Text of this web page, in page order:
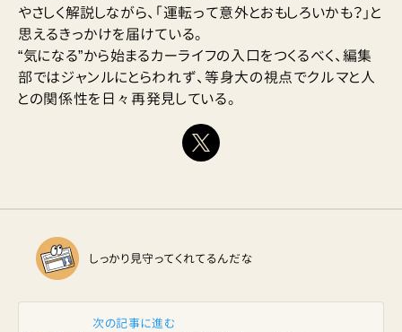
やさしく解説しながら、「運転って意外とおもしろいかも？」と
思えるきっかけを届けている。
“気になる”から始まるカーライフの入口をつくるべく、編集
部ではジャンルにとらわれず、等身大の視点でクルマと人
との関係性を日々再発見している。
しっかり見守ってくれてるんだな
次の記事に進む